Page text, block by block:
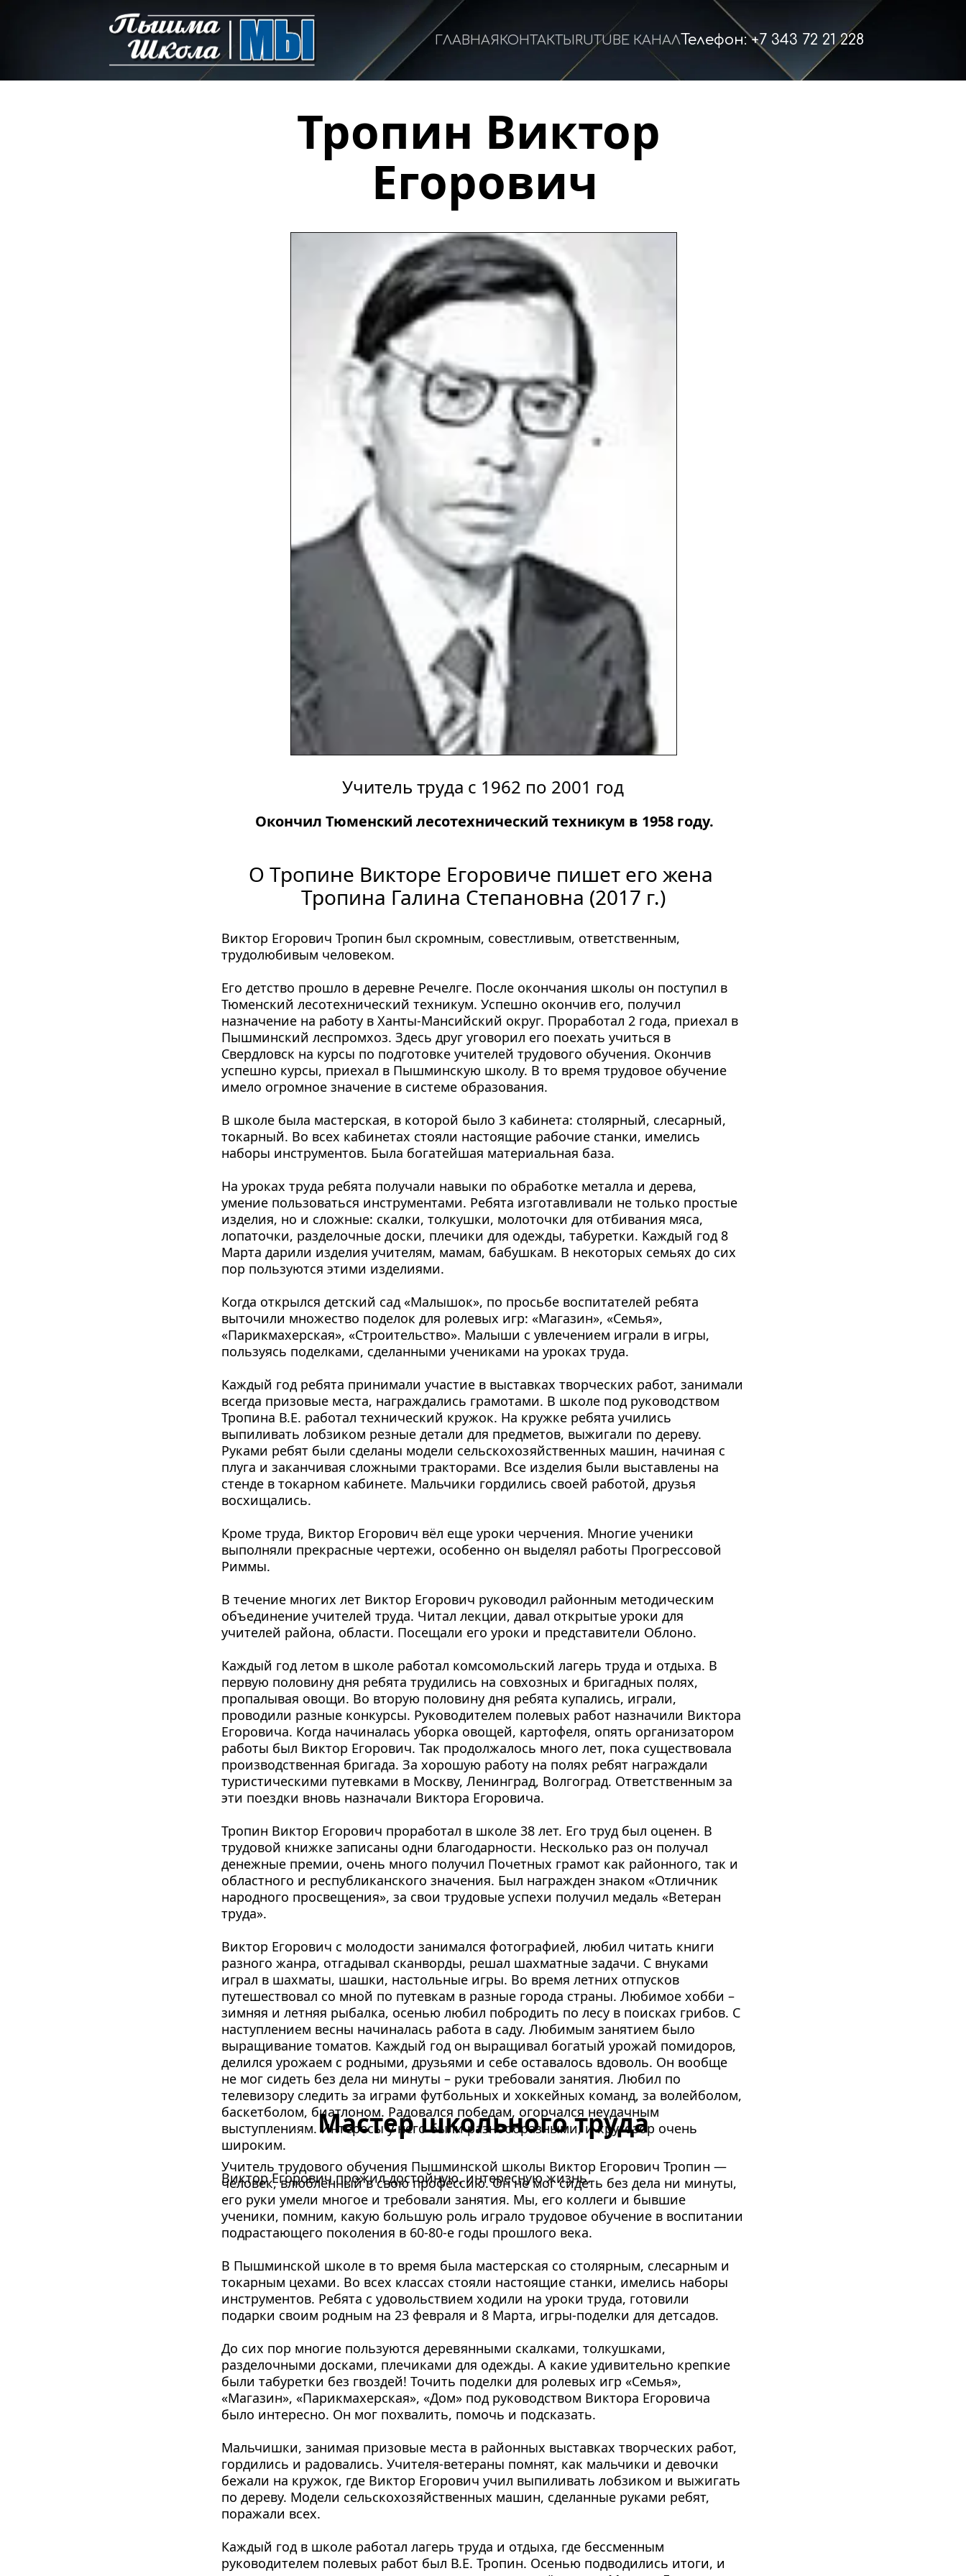
ГЛАВНАЯ КОНТАКТЫ RUTUBE КАНАЛТелефон: +7 343 72 21 228
Тропин Виктор
Егорович
Окончил Тюменский лесотехнический техникум в 1958 году.
О Тропине Викторе Егоровиче пишет его жена
Тропина Галина Степановна (2017 г.)
Виктор Егорович Тропин был скромным, совестливым, ответственным,
трудолюбивым человеком.
Его детство прошло в деревне Речелге. После окончания школы он поступил в
Тюменский лесотехнический техникум. Успешно окончив его, получил
назначение на работу в Ханты-Мансийский округ. Проработал 2 года, приехал в
Пышминский леспромхоз. Здесь друг уговорил его поехать учиться в
Свердловск на курсы по подготовке учителей трудового обучения. Окончив
успешно курсы, приехал в Пышминскую школу. В то время трудовое обучение
имело огромное значение в системе образования.
В школе была мастерская, в которой было 3 кабинета: столярный, слесарный,
токарный. Во всех кабинетах стояли настоящие рабочие станки, имелись
наборы инструментов. Была богатейшая материальная база.
На уроках труда ребята получали навыки по обработке металла и дерева,
умение пользоваться инструментами. Ребята изготавливали не только простые
изделия, но и сложные: скалки, толкушки, молоточки для отбивания мяса,
лопаточки, разделочные доски, плечики для одежды, табуретки. Каждый год 8
Марта дарили изделия учителям, мамам, бабушкам. В некоторых семьях до сих
пор пользуются этими изделиями.
Когда открылся детский сад «Малышок», по просьбе воспитателей ребята
выточили множество поделок для ролевых игр: «Магазин», «Семья»,
«Парикмахерская», «Строительство». Малыши с увлечением играли в игры,
пользуясь поделками, сделанными учениками на уроках труда.
Каждый год ребята принимали участие в выставках творческих работ, занимали
всегда призовые места, награждались грамотами. В школе под руководством
Тропина В.Е. работал технический кружок. На кружке ребята учились
выпиливать лобзиком резные детали для предметов, выжигали по дереву.
Руками ребят были сделаны модели сельскохозяйственных машин, начиная с
плуга и заканчивая сложными тракторами. Все изделия были выставлены на
стенде в токарном кабинете. Мальчики гордились своей работой, друзья
восхищались.
Кроме труда, Виктор Егорович вёл еще уроки черчения. Многие ученики
выполняли прекрасные чертежи, особенно он выделял работы Прогрессовой
Риммы.
В течение многих лет Виктор Егорович руководил районным методическим
объединение учителей труда. Читал лекции, давал открытые уроки для
учителей района, области. Посещали его уроки и представители Облоно.
Каждый год летом в школе работал комсомольский лагерь труда и отдыха. В
первую половину дня ребята трудились на совхозных и бригадных полях,
пропалывая овощи. Во вторую половину дня ребята купались, играли,
проводили разные конкурсы. Руководителем полевых работ назначили Виктора
Егоровича. Когда начиналась уборка овощей, картофеля, опять организатором
работы был Виктор Егорович. Так продолжалось много лет, пока существовала
производственная бригада. За хорошую работу на полях ребят награждали
туристическими путевками в Москву, Ленинград, Волгоград. Ответственным за
эти поездки вновь назначали Виктора Егоровича.
Тропин Виктор Егорович проработал в школе 38 лет. Его труд был оценен. В
трудовой книжке записаны одни благодарности. Несколько раз он получал
денежные премии, очень много получил Почетных грамот как районного, так и
областного и республиканского значения. Был награжден знаком «Отличник
народного просвещения», за свои трудовые успехи получил медаль «Ветеран
труда».
Виктор Егорович с молодости занимался фотографией, любил читать книги
разного жанра, отгадывал сканворды, решал шахматные задачи. С внуками
играл в шахматы, шашки, настольные игры. Во время летних отпусков
путешествовал со мной по путевкам в разные города страны. Любимое хобби –
зимняя и летняя рыбалка, осенью любил побродить по лесу в поисках грибов. С
наступлением весны начиналась работа в саду. Любимым занятием было
выращивание томатов. Каждый год он выращивал богатый урожай помидоров,
делился урожаем с родными, друзьями и себе оставалось вдоволь. Он вообще
не мог сидеть без дела ни минуты – руки требовали занятия. Любил по
телевизору следить за играми футбольных и хоккейных команд, за волейболом,
баскетболом, биатлоном. Радовался победам, огорчался неудачным
выступлениям. Интересы у него были разнообразными, и кругозор очень
широким.
Виктор Егорович прожил достойную, интересную жизнь.
Учи­тель трудового обучения Пышминской школы Виктор Егорович Тропин —
че­ловек, влюблённый в свою профессию. Он не мог сидеть без дела ни минуты,
его руки умели многое и требовали занятия. Мы, его колле­ги и бывшие
ученики, помним, какую большую роль играло трудо­вое обучение в воспитании
подрастающего поколения в 60-80-е годы прошлого века.
В Пышминской школе в то время была мастерская со столярным, слесарным и
то­карным цехами. Во всех классах стояли на­стоящие станки, имелись наборы
инстру­ментов. Ребята с удовольствием ходили на уроки труда, готовили
подарки своим род­ным на 23 февраля и 8 Марта, игры-подел­ки для детсадов.
До сих пор многие пользуются деревян­ными скалками, толкушками,
разделочны­ми досками, плечиками для одежды. А ка­кие удивительно крепкие
были табуретки без гвоздей! Точить поделки для ролевых игр «Семья»,
«Магазин», «Парикмахерская», «Дом» под руководством Виктора Егорови­ча
было интересно. Он мог похвалить, по­мочь и подсказать.
Мальчишки, занимая призовые места в рай­онных выставках творческих работ,
горди­лись и радовались. Учителя-ветераны пом­нят, как мальчики и девочки
бежали на кру­жок, где Виктор Егорович учил выпиливать лобзиком и выжигать
по дереву. Модели сель­скохозяйственных машин, сделанные рука­ми ребят,
поражали всех.
Каждый год в школе работал лагерь труда и отдыха, где бессменным
руководителем по­левых работ был В.Е. Тропин. Осенью подво­дились итоги, и
Учитель труда с 1962 по 2001 год
Мастер школьного труда